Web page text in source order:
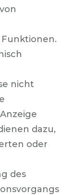
nicht
dazu,
oder
des